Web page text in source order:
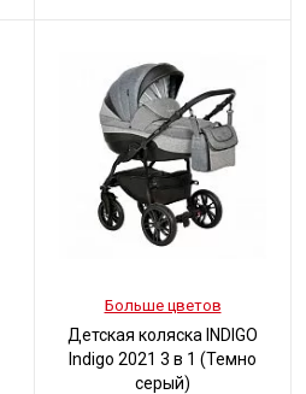
Больше цветов
Детская коляска INDIGO
Indigo 2021 3 в 1 (Темно
серый)